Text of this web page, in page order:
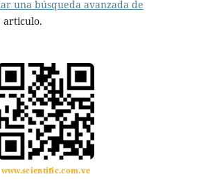
una búsqueda avanzada de
articulo.
www.scientific.com.ve